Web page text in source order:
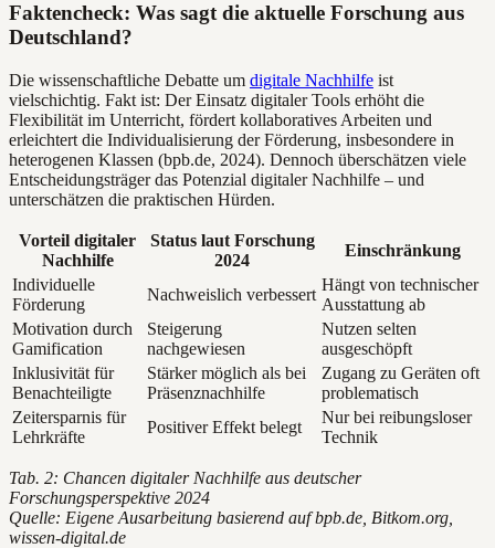
Faktencheck: Was sagt die aktuelle Forschung aus
Deutschland?
Die wissenschaftliche Debatte um digitale Nachhilfe ist
vielschichtig. Fakt ist: Der Einsatz digitaler Tools erhöht die
Flexibilität im Unterricht, fördert kollaboratives Arbeiten und
erleichtert die Individualisierung der Förderung, insbesondere in
heterogenen Klassen (bpb.de, 2024). Dennoch überschätzen viele
Entscheidungsträger das Potenzial digitaler Nachhilfe – und
unterschätzen die praktischen Hürden.
Vorteil digitaler
Nachhilfe
Status laut Forschung
2024
Einschränkung
Individuelle
Förderung
Nachweislich verbessert
Hängt von technischer
Ausstattung ab
Motivation durch
Gamification
Steigerung
nachgewiesen
Nutzen selten
ausgeschöpft
Inklusivität für
Benachteiligte
Stärker möglich als bei
Präsenznachhilfe
Zugang zu Geräten oft
problematisch
Zeitersparnis für
Lehrkräfte
Positiver Effekt belegt
Nur bei reibungsloser
Technik
Tab. 2: Chancen digitaler Nachhilfe aus deutscher
Forschungsperspektive 2024
Quelle: Eigene Ausarbeitung basierend auf bpb.de, Bitkom.org,
wissen-digital.de